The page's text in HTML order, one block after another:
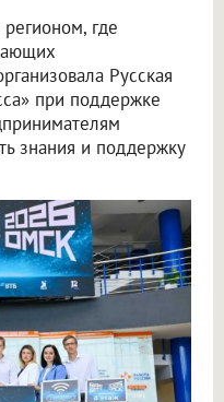
где
Русская
при поддержке
знания и поддержку